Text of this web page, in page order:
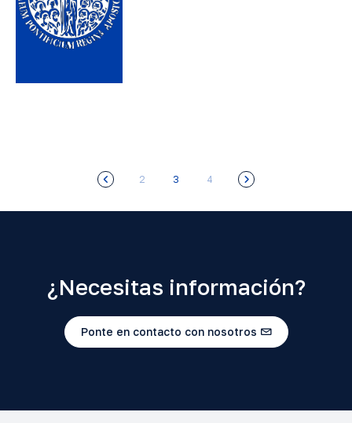
2 3 4
¿Necesitas información?
Ponte en contacto con nosotros